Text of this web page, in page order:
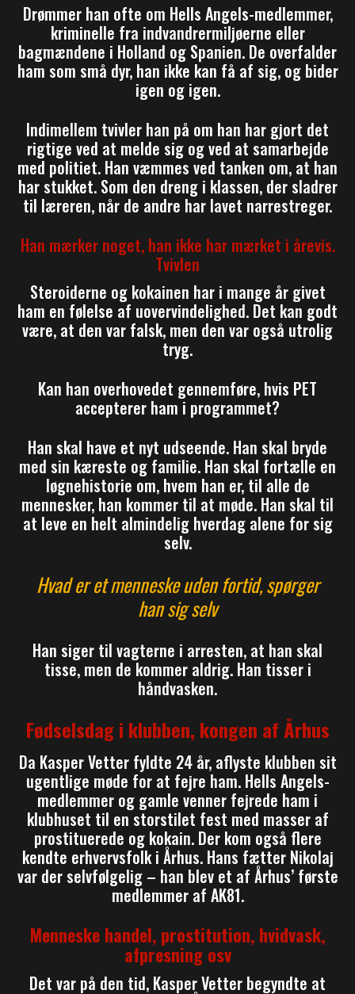
Drømmer han ofte om Hells Angels-medlemmer,
kriminelle fra indvandrermiljøerne eller
bagmændene i Holland og Spanien. De overfalder
ham som små dyr, han ikke kan få af sig, og bider
igen og igen.
Indimellem tvivler han på om han har gjort det
rigtige ved at melde sig og ved at samarbejde
med politiet. Han væmmes ved tanken om, at han
har stukket. Som den dreng i klassen, der sladrer
til læreren, når de andre har lavet narrestreger.
Han mærker noget, han ikke har mærket i årevis.
Tvivlen
Steroiderne og kokainen har i mange år givet
ham en følelse af uovervindelighed. Det kan godt
være, at den var falsk, men den var også utrolig
tryg.
Kan han overhovedet gennemføre, hvis PET
accepterer ham i programmet?
Han skal have et nyt udseende. Han skal bryde
med sin kæreste og familie. Han skal fortælle en
løgnehistorie om, hvem han er, til alle de
mennesker, han kommer til at møde. Han skal til
at leve en helt almindelig hverdag alene for sig
selv.
Hvad er et menneske uden fortid, spørger
han sig selv
Han siger til vagterne i arresten, at han skal
tisse, men de kommer aldrig. Han tisser i
håndvasken.
Fødselsdag i klubben, kongen af Århus
Da Kasper Vetter fyldte 24 år, aflyste klubben sit
ugentlige møde for at fejre ham. Hells Angels-
medlemmer og gamle venner fejrede ham i
klubhuset til en storstilet fest med masser af
prostituerede og kokain. Der kom også flere
kendte erhvervsfolk i Århus. Hans fætter Nikolaj
var der selvfølgelig – han blev et af Århus’ første
medlemmer af AK81.
Menneske handel, prostitution, hvidvask,
afpresning osv
Det var på den tid, Kasper Vetter begyndte at